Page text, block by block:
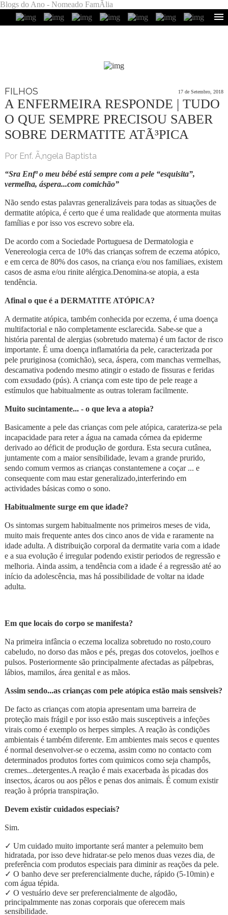
Blogs do Ano - Nomeado FamÃ­lia
FILHOS 17 de Setembro, 2018
A ENFERMEIRA RESPONDE | TUDO
O QUE SEMPRE PRECISOU SABER
SOBRE DERMATITE ATÃ³PICA
Por Enf. Ã‚ngela Baptista
“Sra Enfª o meu bébé está sempre com a pele “esquisita”,
vermelha, áspera...com comichão”
Não sendo estas palavras generalizáveis para todas as situações de
dermatite atópica, é certo que é uma realidade que atormenta muitas
famílias e por isso vos escrevo sobre ela.
De acordo com a Sociedade Portuguesa de Dermatologia e
Venereologia cerca de 10% das crianças sofrem de eczema atópico,
e em cerca de 80% dos casos, na criança e/ou nos familiaes, existem
casos de asma e/ou rinite alérgica.Denomina-se atopia, a esta
tendência.
Afinal o que é a DERMATITE ATÓPICA?
A dermatite atópica, também conhecida por eczema, é uma doença
multifactorial e não completamente esclarecida. Sabe-se que a
história parental de alergias (sobretudo materna) é um factor de risco
importante. É uma doença inflamatória da pele, caracterizada por
pele pruriginosa (comichão), seca, áspera, com manchas vermelhas,
descamativa podendo mesmo atingir o estado de fissuras e feridas
com exsudado (pús). A criança com este tipo de pele reage a
estímulos que habitualmente as outras toleram facilmente.
Muito sucintamente...- oque leva a atopia?
Basicamente a pele das crianças com pele atópica, carateriza-se pela
incapacidade para reter a água na camada córnea da epiderme
derivado ao déficit de produção de gordura. Esta secura cutânea,
juntamente com a maior sensibilidade, levam a grande prurido,
sendo comum vermos as crianças constantemene a coçar ... e
consequente com mau estar generalizado,interferindo em
actividades básicas como o sono.
Habitualmente surge em que idade?
Os sintomas surgem habitualmente nos primeiros meses de vida,
muito mais frequente antes dos cinco anos de vida e raramente na
idade adulta. A distribuição corporal da dermatite varia com a idade
e a sua evolução é irregular podendo existir periodos de regressão e
melhoria. Ainda assim, a tendência com a idade é a regressão até ao
início da adolescência, mas há possibilidade de voltar na idade
adulta.
Em que locais do corpo se manifesta?
Na primeira infância o eczema localiza sobretudo no rosto,couro
cabeludo, no dorso das mãos e pés, pregas dos cotovelos, joelhos e
pulsos. Posteriormente são principalmente afectadas as pálpebras,
lábios, mamilos, área genital e as mãos.
Assim sendo...as crianças com pele atópica estão mais sensiveis?
De facto as crianças com atopia apresentam uma barreira de
proteção mais frágil e por isso estão mais susceptiveis a infeções
virais como é exemplo os herpes simples. A reação às condições
ambientais é também diferente. Em ambientes mais secos e quentes
é normal desenvolver-se o eczema, assim como no contacto com
determinados produtos fortes com quimicos como seja champôs,
cremes...detergentes.A reação é mais exacerbada às picadas dos
insectos, ácaros ou aos pêlos e penas dos animais. É comum existir
reação à própria transpiração.
Devem existir cuidados especiais?
Sim.
✓ Um cuidado muito importante será manter a pelemuito bem
hidratada, por isso deve hidratar-se pelo menos duas vezes dia, de
preferência com produtos especiais para diminir as reações da pele.
✓ O banho deve ser preferencialmente duche, rápido (5-10min) e
com água tépida.
✓ O vestuário deve ser preferencialmente de algodão,
principalmmente nas zonas corporais que oferecem mais
sensibilidade.